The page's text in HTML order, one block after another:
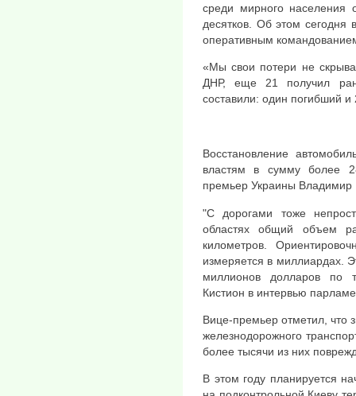
среди мирного населения
десятков. Об этом сегодня
оперативным
«Мы свои потери не
ДНР, еще 21 получил
составили: один погибший
Восстановление
властям в сумму более
премьер Украины Владимир
"С дорогами тоже
областях общий объем
километров.
измеряется в миллиардах.
миллионов долларов по
Кистион в интервью
Вице-премьер отметил, что
железнодорожного
более тысячи из них
В этом году планируется